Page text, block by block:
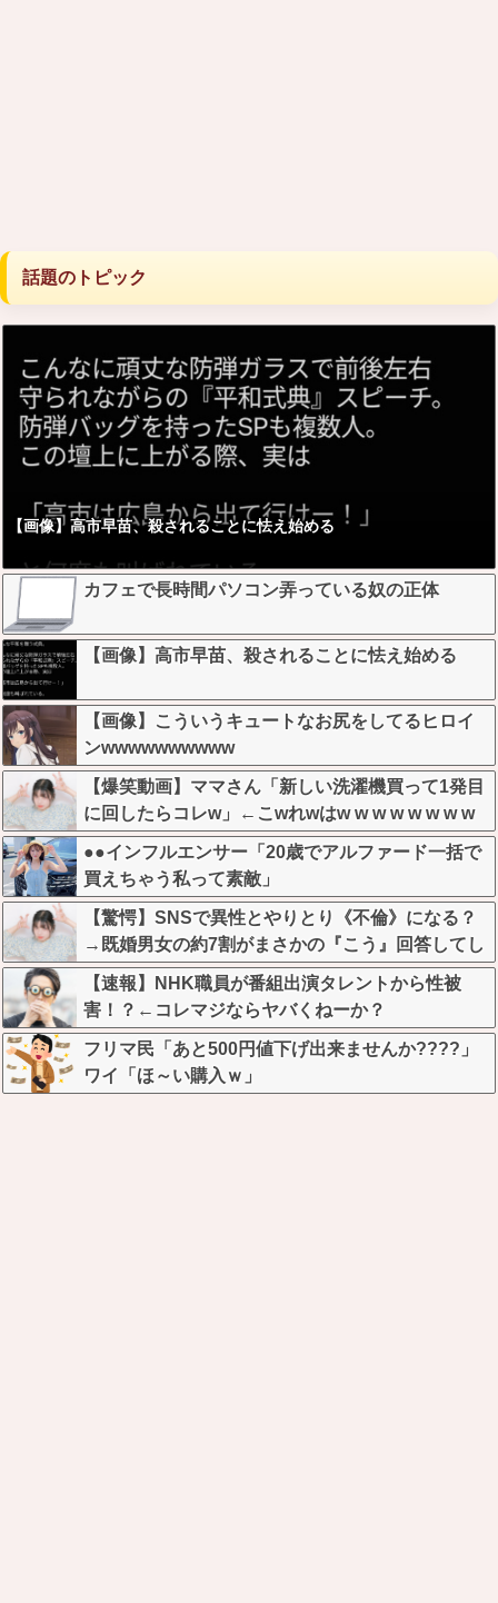
話題のトピック
【画像】高市早苗、殺されることに怯え始める
カフェで長時間パソコン弄っている奴の正体
【画像】高市早苗、殺されることに怯え始める
【画像】こういうキュートなお尻をしてるヒロイ
ンwwwwwwwwww
【爆笑動画】ママさん「新しい洗濯機買って1発目
に回したらコレw」←こwれwはw w w w w w w w
w w
●●インフルエンサー「20歳でアルファード一括で
買えちゃう私って素敵」
【驚愕】SNSで異性とやりとり《不倫》になる？
→既婚男女の約7割がまさかの『こう』回答してし
まうw w w w w w w w
【速報】NHK職員が番組出演タレントから性被
害！？←コレマジならヤバくねーか？
フリマ民「あと500円値下げ出来ませんか????」
ワイ「ほ～い購入ｗ」